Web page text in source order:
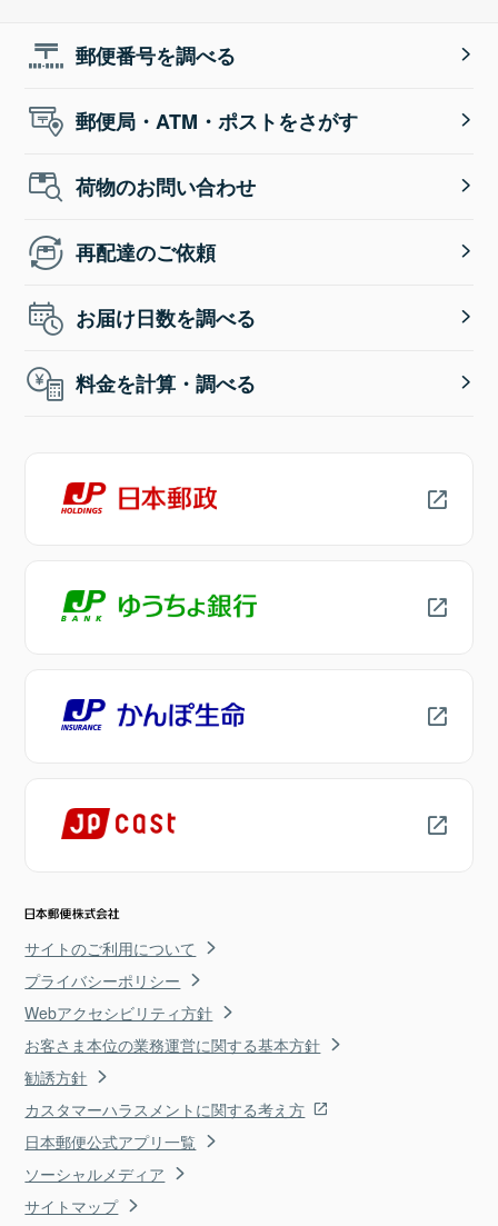
郵便番号を調べる
郵便局・ATM・ポストをさがす
荷物のお問い合わせ
再配達のご依頼
お届け日数を調べる
料金を計算・調べる
サイトのご利用について
プライバシーポリシー
Webアクセシビリティ方針
お客さま本位の業務運営に関する基本方針
勧誘方針
カスタマーハラスメントに関する考え方
日本郵便公式アプリ一覧
ソーシャルメディア
サイトマップ